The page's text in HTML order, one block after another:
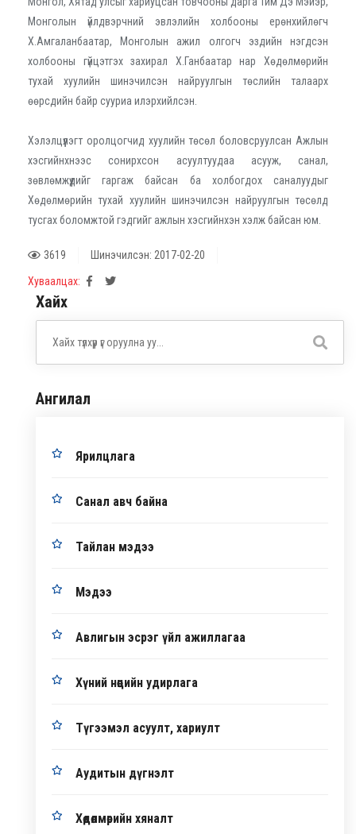
Монголын үйлдвэрчний эвлэлийн холбооны ерөнхийлөгч
Х.Амгаланбаатар, Монголын ажил олгогч эздийн нэгдсэн
холбооны гүйцэтгэх захирал Х.Ганбаатар нар Хөдөлмөрийн
тухай хуулийн шинэчилсэн найруулгын төслийн талаарх
өөрсдийн байр сууриа илэрхийлсэн.
Хэлэлцүүлэгт оролцогчид хуулийн төсөл боловсруулсан Ажлын
хэсгийнхнээс сонирхсон асуултуудаа асууж, санал,
зөвлөмжүүдийг гаргаж байсан ба холбогдох саналуудыг
Хөдөлмөрийн тухай хуулийн шинэчилсэн найруулгын төсөлд
тусгах боломжтой гэдгийг ажлын хэсгийнхэн хэлж байсан юм.
3619 Шинэчилсэн: 2017-02-20
Хуваалцах:
Хайх
Ангилал
Ярилцлага
Санал авч байна
Тайлан мэдээ
Мэдээ
Авлигын эсрэг үйл ажиллагаа
Хүний нөөцийн удирлага
Түгээмэл асуулт, хариулт
Аудитын дүгнэлт
Хөдөлмөрийн хяналт